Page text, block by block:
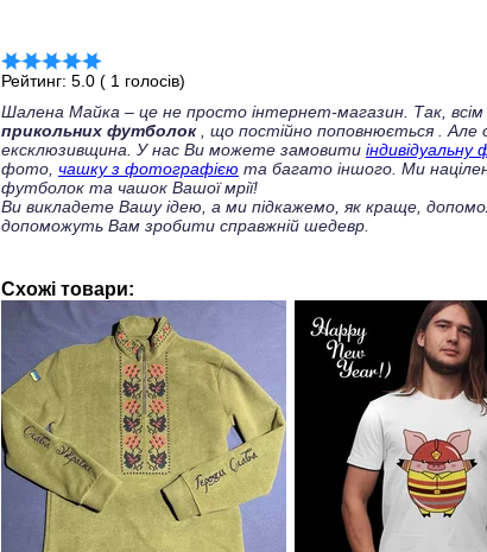
Рейтинг: 5.0 ( 1 голосів)
Шалена Майка – це не просто інтернет-магазин. Так, всім
прикольних футболок, що постійно поповнюється
.
ексклюзивщина. У нас Ви можете замовити
фото, чашку з фотографією та багато іншого. Ми
футболок та чашок Вашої мрії!
Ви викладете Вашу ідею, а ми підкажемо, як краще,
допоможуть Вам зробити справжній шедевр.
Схожі товари: